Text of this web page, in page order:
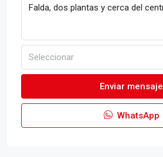
Seleccionar
Enviar mensaje
WhatsApp